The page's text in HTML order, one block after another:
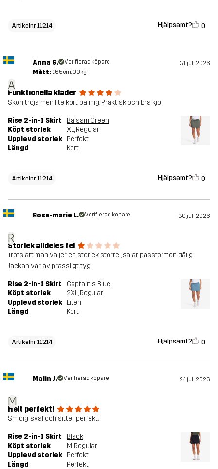
Artikelnr 11214 Hjälpsamt? 0
A
Anna G. Verifierad köpare 31 juli 2026
Mått: 165cm, 90kg
Funktionella kläder
Skön tröja men lite kort på mig. Praktisk och bra kjol.
Rise 2-in-1 Skirt
Balsam Green
Köpt storlek
XL, Regular
Upplevd storlek Perfekt
Längd
Kort
Artikelnr 11214 Hjälpsamt? 0
R
Rose-marie L. Verifierad köpare 30 juli 2026
Storlek alldeles fel
Trots att man väljer en storlek större , så är passformen dålig.
Jackan var av prassligt tyg.
Rise 2-in-1 Skirt
Captain's Blue
Köpt storlek
2XL, Regular
Upplevd storlek Liten
Längd
Kort
Artikelnr 11214 Hjälpsamt? 0
M
Malin J. Verifierad köpare 24 juli 2026
Helt perfekt!
Smidig, sval och sitter perfekt.
Rise 2-in-1 Skirt
Black
Köpt storlek
M, Regular
Upplevd storlek Perfekt
Längd
Perfekt